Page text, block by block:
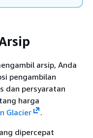
arsip, Anda
pengambilan
dan persyaratan
harga
Glacier
.
dipercepat